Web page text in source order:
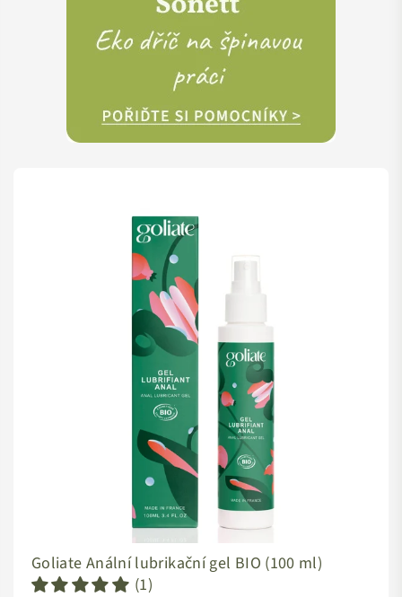
Goliate Anální lubrikační gel BIO (100 ml)
(1)